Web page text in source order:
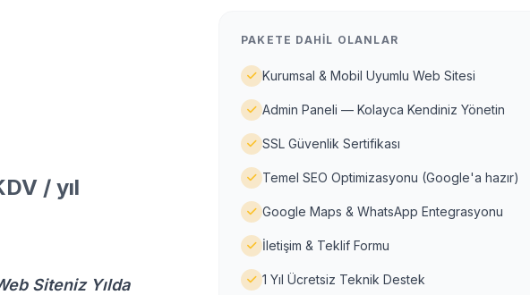
/ yıl
Siteniz Yılda
PAKETE DAHIL OLANLAR
Kurumsal & Mobil Uyumlu Web Sitesi
Admin Paneli — Kolayca Kendiniz Yönetin
SSL Güvenlik Sertifikası
Temel SEO Optimizasyonu (Google'a hazır)
Google Maps & WhatsApp Entegrasyonu
İletişim & Teklif Formu
1 Yıl Ücretsiz Teknik Destek